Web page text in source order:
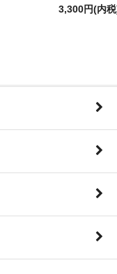
3,300円(内